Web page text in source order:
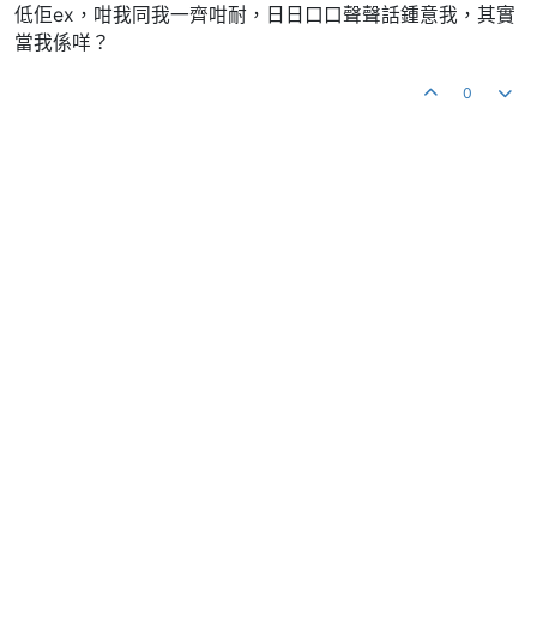
低佢ex，咁我同我一齊咁耐，日日口口聲聲話鍾意我，其實
當我係咩？
0